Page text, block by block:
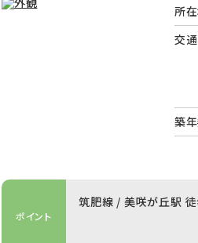
所
交通
築
ポイント
筑肥線 / 美咲が丘駅 徒